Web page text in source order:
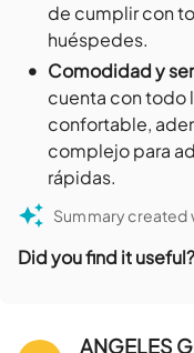
de cumplir con
huéspedes.
• Comodidad y
cuenta con todo
confortable,
complejo para
rápidas.
Summary created
Did you find it useful?
ANGELES